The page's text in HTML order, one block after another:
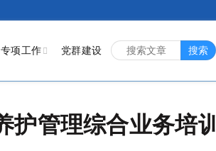
专项工作 党群建设 搜索
护管理综合业务培训